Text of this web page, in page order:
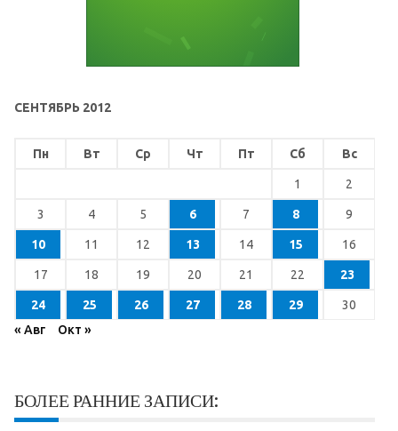
СЕНТЯБРЬ 2012
Пн Вт Ср Чт Пт Сб Вс
1 2
3 4 5 6 7 8 9
10 11 12 13 14 15 16
17 18 19 20 21 22 23
24 25 26 27 28 29
30
« Авг
Окт »
БОЛЕЕ РАННИЕ ЗАПИСИ: